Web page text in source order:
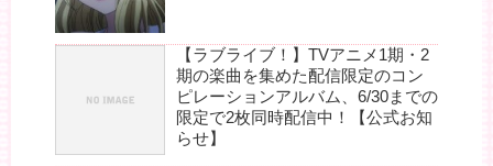
【ラブライブ！】TVアニメ1期・2
期の楽曲を集めた配信限定のコン
ピレーションアルバム、6/30までの
限定で2枚同時配信中！【公式お知
らせ】